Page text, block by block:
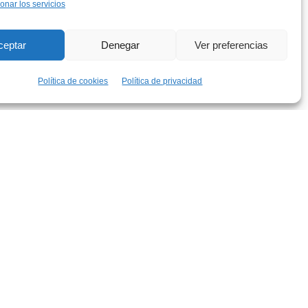
los servicios
Denegar Ver preferencias
Política de cookies Política de privacidad